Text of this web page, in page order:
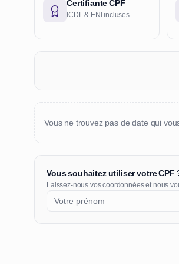
Certifiante CPF
ICDL & ENI incluses
Vous ne trouvez pas de date qui
Vous souhaitez utiliser votre CPF
Laissez-nous vos coordonnées et nous